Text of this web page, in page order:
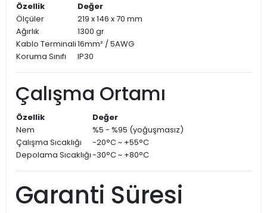
Özellik
Değer
Ölçüler
219 x 146 x 70 mm
Ağırlık
1300 gr
Kablo Terminali16mm² / 5AWG
Koruma Sınıfı
IP30
Çalışma Ortamı
Özellik
Değer
Nem
%5 - %95 (yoğuşmasız)
Çalışma Sıcaklığı
-20°C ~ +55°C
Depolama Sıcaklığı-30°C ~ +80°C
Garanti Süresi